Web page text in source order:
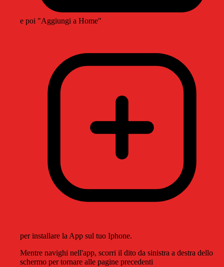
e poi "Aggiungi a Home"
per installare la App sul tuo Iphone.
Mentre navighi nell'app, scorri il dito da sinistra a destra dello
schermo per tornare alle pagine precedenti